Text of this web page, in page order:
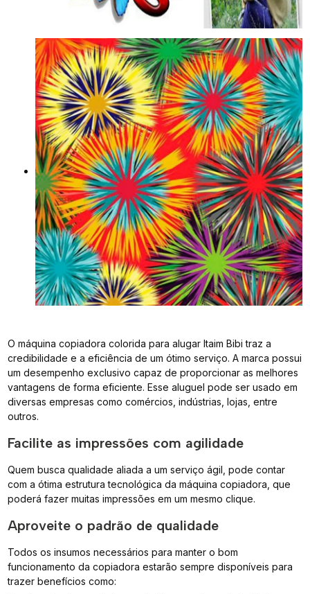
O máquina copiadora colorida para alugar Itaim Bibi traz a
credibilidade e a eficiência de um ótimo serviço. A marca possui
um desempenho exclusivo capaz de proporcionar as melhores
vantagens de forma eficiente. Esse aluguel pode ser usado em
diversas empresas como comércios, indústrias, lojas, entre
outros.
Facilite as impressões com agilidade
Quem busca qualidade aliada a um serviço ágil, pode contar
com a ótima estrutura tecnológica da máquina copiadora, que
poderá fazer muitas impressões em um mesmo clique.
Aproveite o padrão de qualidade
Todos os insumos necessários para manter o bom
funcionamento da copiadora estarão sempre disponíveis para
trazer benefícios como: